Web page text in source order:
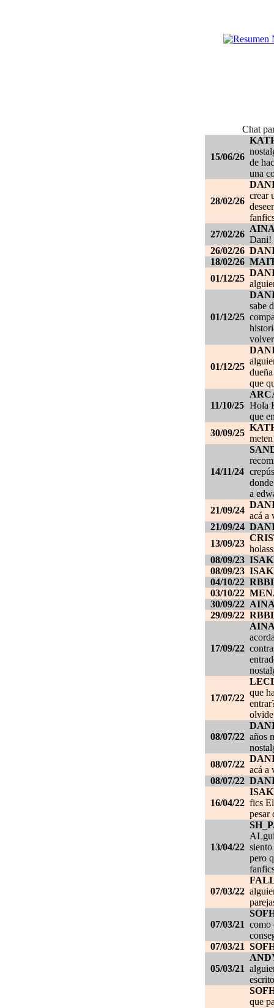
Chat
15/06/26
de
una
28/02/26
crear
27/02/26
Dani!
26/02/26
18/02/26
01/12/25
01/12/25
sabe
01/12/25
que
11/10/25 Hola
que
30/09/25
14/11/24
a
21/09/24
acá a
21/09/24
13/09/23
08/09/23
08/09/23
04/10/22
03/10/22
30/09/22
29/09/22
17/09/22
17/07/22
que
08/07/22 años
08/07/22
acá a
08/07/22
16/04/22 fics
pesar
13/04/22
pero
07/03/22
07/03/21 como
07/03/21
05/03/21
que